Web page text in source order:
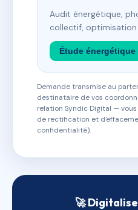
Audit énergétique,
collectif, optimisation
Étude énergétique
Demande transmise au
destinataire de vos
relation Syndic Digital —
de rectification et
confidentialité).
🚀